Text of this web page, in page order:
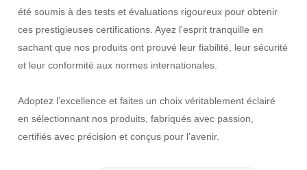
été soumis à des tests et évaluations rigoureux pour obtenir
ces prestigieuses certifications. Ayez l'esprit tranquille en
sachant que nos produits ont prouvé leur fiabilité, leur sécurité
et leur conformité aux normes internationales.
Adoptez l’excellence et faites un choix véritablement éclairé
en sélectionnant nos produits, fabriqués avec passion,
certifiés avec précision et conçus pour l’avenir.